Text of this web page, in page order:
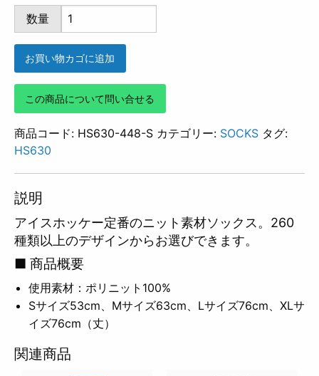
HS630-
448
個
数量
お買い物カゴに追加
この商品について問い合せる
商品コード: HS630-448-S カテゴリー: SOCKS タグ:
HS630
説明
アイスホッケー定番のニット素材ソックス。260
種類以上のデザインからお選びできます。
■ 商品概要
使用素材：ポリニット100%
Sサイズ53cm、Mサイズ63cm、Lサイズ76cm、XLサ
イズ76cm（丈）
関連商品